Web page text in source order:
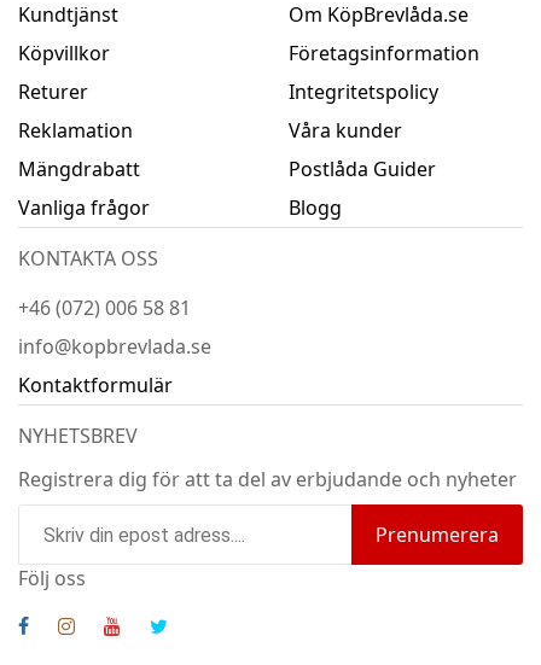
Kundtjänst
Köpvillkor
Returer
Reklamation
Mängdrabatt
Vanliga frågor
Om KöpBrevlåda.se
Företagsinformation
Integritetspolicy
Våra kunder
Postlåda Guider
Blogg
KONTAKTA OSS
+46 (072) 006 58 81
info@kopbrevlada.se
Kontaktformulär
NYHETSBREV
Registrera dig för att ta del av erbjudande och nyheter
Prenumerera
Följ oss